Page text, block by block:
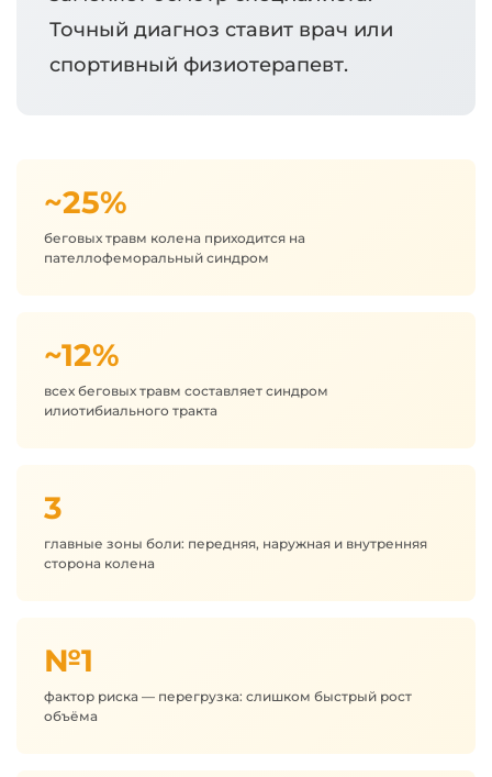
Точный диагноз ставит врач или
спортивный физиотерапевт.
~25%
беговых травм колена приходится на
пателлофеморальный синдром
~12%
всех беговых травм составляет синдром
илиотибиального тракта
3
главные зоны боли: передняя, наружная и внутренняя
сторона колена
№1
фактор риска — перегрузка: слишком быстрый рост
объёма